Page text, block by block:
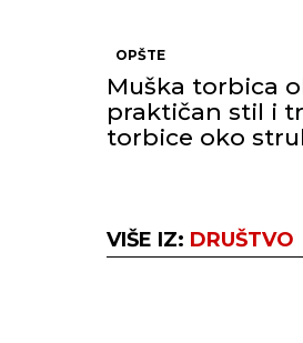
OPŠTE
Muška torbica
praktičan stil i
torbice oko
VIŠE IZ: DRUŠTVO